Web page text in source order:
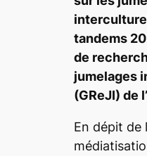
tandems
de
jumelages
(GReJI) de
En dépit de